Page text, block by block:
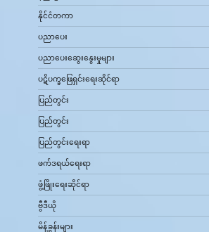
နိုင်ငံတကာ
ပညာပေး
ပညာပေးဆွေးနွေးမှုများ
ပဋိပက္ခဖြေရှင်းရေးဆိုင်ရာ
ပြည်တွင်း
ပြည်တွင်း
ပြည်တွင်းရေးရာ
ဖက်ဒရယ်ရေးရာ
ဖွံ့ဖြိုးရေးဆိုင်ရာ
ဗွီဒီယို
မိန့်ခွန်းများ